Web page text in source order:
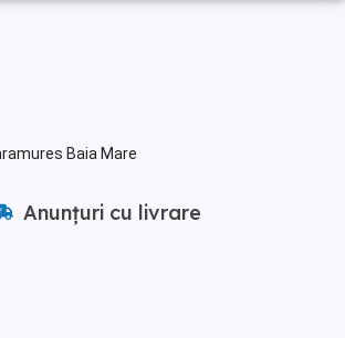
Baia Mare
Anunțuri cu livrare